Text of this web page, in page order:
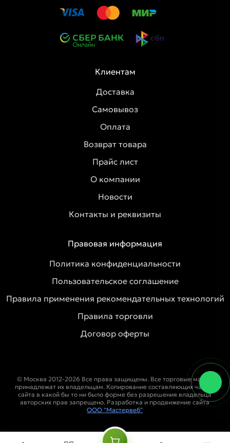
Клиентам
Доставка
Самовывоз
Оплата
Возврат товара
Прайс лист
О компании
Новости
Контакты и реквизиты
Правовая информация
Политика конфиденциальности
Пользовательское соглашение
Правила применения рекомендательных технологий
Правила торговли
Договор оферты
© Москва 2012-2026 Все права защищены. Все торговые марки
принадлежат их владельцам. Копирование составляющих частей
сайта в какой бы то ни было форме без разрешения владельца
авторских прав запрещено. Разработка и продвижение сайта
ООО "Мастервеб"